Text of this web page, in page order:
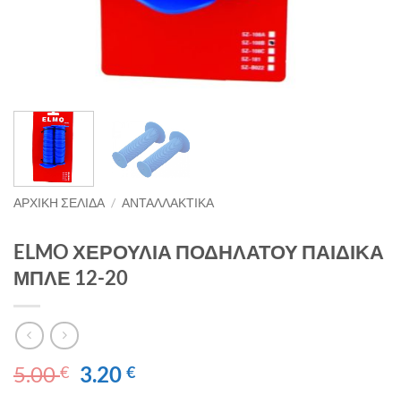
ΑΡΧΙΚΉ ΣΕΛΊΔΑ / ΑΝΤΑΛΛΑΚΤΙΚΑ
ELMO ΧΕΡΟΥΛΙΑ ΠΟΔΗΛΑΤΟΥ ΠΑΙΔΙΚΑ
ΜΠΛΕ 12-20
5.00€ Original
3.20€Η